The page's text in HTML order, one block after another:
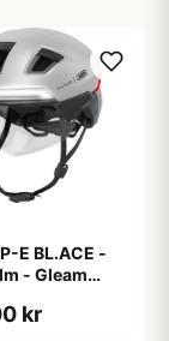
E BL.ACE -
- Gleam
kr